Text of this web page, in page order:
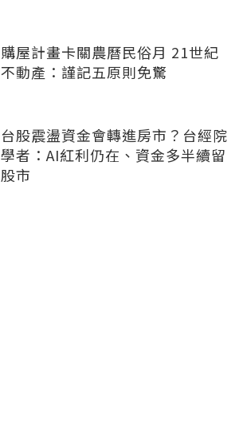
購屋計畫卡關農曆民俗月 21世紀
不動產：謹記五原則免驚
台股震盪資金會轉進房市？台經院
學者：AI紅利仍在、資金多半續留
股市